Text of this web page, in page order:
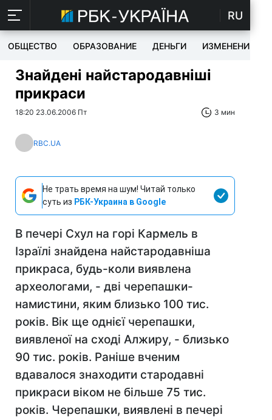
RU
ОБЩЕСТВО ОБРАЗОВАНИЕ ДЕНЬГИ ИЗМЕНЕНИЯ
Знайдені найстародавніші
прикраси
18:20 23.06.2006 Пт 3 мин
RBC.UA
Не трать время на шум! Читай только
суть из РБК-Украина в Google
В печері Схул на горі Кармель в
Ізраїлі знайдена найстародавніша
прикраса, будь-коли виявлена
археологами, - дві черепашки-
намистини, яким близько 100 тис.
років. Вік ще однієї черепашки,
виявленої на сході Алжиру, - близько
90 тис. років. Раніше вченим
вдавалося знаходити стародавні
прикраси віком не більше 75 тис.
років. Черепашки, виявлені в печері